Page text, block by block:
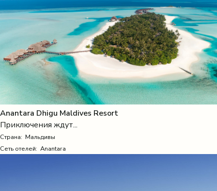
Anantara Dhigu Maldives Resort
Приключения ждут...
Страна: Мальдивы
Сеть отелей: Anantara